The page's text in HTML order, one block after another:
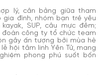
lý, cân bằng giữa tham
gia đình, nhóm bạn trẻ yêu
SUP, câu mực đêm;
công ty tổ chức team
gây ấn tượng bởi mùa hè
hội tâm linh Yên Tử, mang
phong phú suốt bốn